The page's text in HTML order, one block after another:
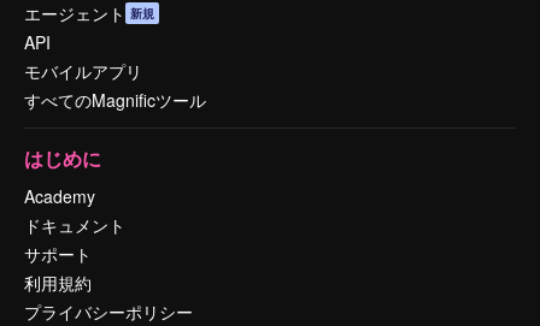
エージェント 新規
API
モバイルアプリ
すべてのMagnificツール
はじめに
Academy
ドキュメント
サポート
利用規約
プライバシーポリシー